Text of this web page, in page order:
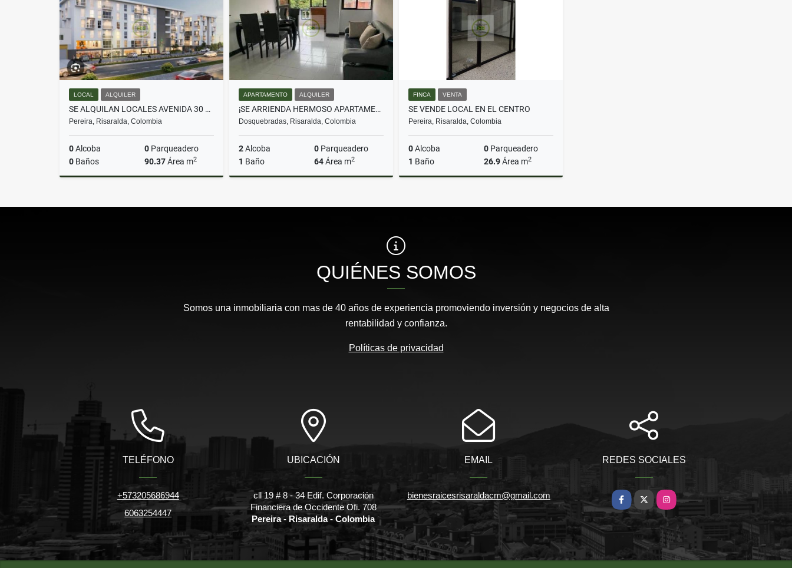
LOCAL ALQUILER
SE ALQUILAN LOCALES AVENIDA 30 DE AGOSTO CERCA AEROPUERTO UNICENTRO
Pereira, Risaralda, Colombia
0Alcoba 0 Parqueadero
0 Baños 90.37Área m2
$7.139.230
APARTAMENTO ALQUILER
¡SE ARRIENDA HERMOSO APARTAMENTO AMOBLADO EN DOSQUEBRADAS!
Dosquebradas, Risaralda, Colombia
2Alcoba 0 Parqueadero
1 Baño 64Área m2
$1.900.000
FINCA VENTA
SE VENDE LOCAL EN EL CENTRO
Pereira, Risaralda, Colombia
0Alcoba 0 Parqueadero
1 Baño 26.9Área m2
$130.000.000
QUIÉNES SOMOS
Somos una inmobiliaria con mas de 40 años de experiencia promoviendo inversión y negocios de alta
rentabilidad y confianza.
Políticas de privacidad
TELÉFONO
+573205686944
6063254447
UBICACIÓN
cll 19 # 8 - 34 Edif. Corporación
Financiera de Occidente Ofi. 708
Pereira - Risaralda - Colombia
EMAIL
bienesraicesrisaraldacm@gmail.com
REDES SOCIALES
Facebook
X Instagram